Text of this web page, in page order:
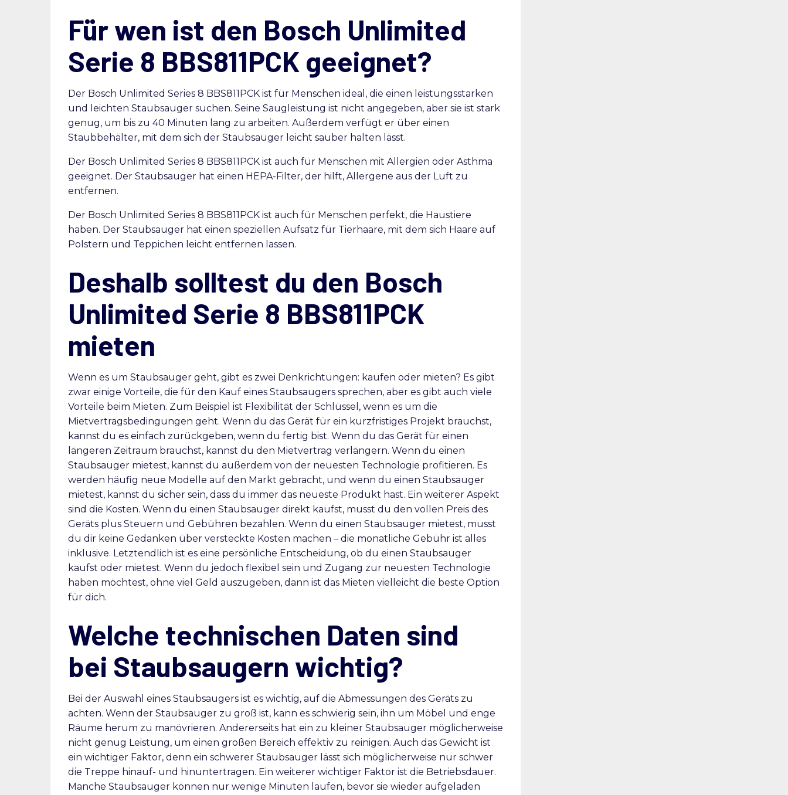
Für wen ist den Bosch Unlimited
Serie 8 BBS811PCK geeignet?
Der Bosch Unlimited Series 8 BBS811PCK ist für Menschen ideal, die einen leistungsstarken
und leichten Staubsauger suchen. Seine Saugleistung ist nicht angegeben, aber sie ist stark
genug, um bis zu 40 Minuten lang zu arbeiten. Außerdem verfügt er über einen
Staubbehälter, mit dem sich der Staubsauger leicht sauber halten lässt.
Der Bosch Unlimited Series 8 BBS811PCK ist auch für Menschen mit Allergien oder Asthma
geeignet. Der Staubsauger hat einen HEPA-Filter, der hilft, Allergene aus der Luft zu
entfernen.
Der Bosch Unlimited Series 8 BBS811PCK ist auch für Menschen perfekt, die Haustiere
haben. Der Staubsauger hat einen speziellen Aufsatz für Tierhaare, mit dem sich Haare auf
Polstern und Teppichen leicht entfernen lassen.
Deshalb solltest du den Bosch
Unlimited Serie 8 BBS811PCK
mieten
Wenn es um Staubsauger geht, gibt es zwei Denkrichtungen: kaufen oder mieten? Es gibt
zwar einige Vorteile, die für den Kauf eines Staubsaugers sprechen, aber es gibt auch viele
Vorteile beim Mieten. Zum Beispiel ist Flexibilität der Schlüssel, wenn es um die
Mietvertragsbedingungen geht. Wenn du das Gerät für ein kurzfristiges Projekt brauchst,
kannst du es einfach zurückgeben, wenn du fertig bist. Wenn du das Gerät für einen
längeren Zeitraum brauchst, kannst du den Mietvertrag verlängern. Wenn du einen
Staubsauger mietest, kannst du außerdem von der neuesten Technologie profitieren. Es
werden häufig neue Modelle auf den Markt gebracht, und wenn du einen Staubsauger
mietest, kannst du sicher sein, dass du immer das neueste Produkt hast. Ein weiterer Aspekt
sind die Kosten. Wenn du einen Staubsauger direkt kaufst, musst du den vollen Preis des
Geräts plus Steuern und Gebühren bezahlen. Wenn du einen Staubsauger mietest, musst
du dir keine Gedanken über versteckte Kosten machen – die monatliche Gebühr ist alles
inklusive. Letztendlich ist es eine persönliche Entscheidung, ob du einen Staubsauger
kaufst oder mietest. Wenn du jedoch flexibel sein und Zugang zur neuesten Technologie
haben möchtest, ohne viel Geld auszugeben, dann ist das Mieten vielleicht die beste Option
für dich.
Welche technischen Daten sind
bei Staubsaugern wichtig?
Bei der Auswahl eines Staubsaugers ist es wichtig, auf die Abmessungen des Geräts zu
achten. Wenn der Staubsauger zu groß ist, kann es schwierig sein, ihn um Möbel und enge
Räume herum zu manövrieren. Andererseits hat ein zu kleiner Staubsauger möglicherweise
nicht genug Leistung, um einen großen Bereich effektiv zu reinigen. Auch das Gewicht ist
ein wichtiger Faktor, denn ein schwerer Staubsauger lässt sich möglicherweise nur schwer
die Treppe hinauf- und hinuntertragen. Ein weiterer wichtiger Faktor ist die Betriebsdauer.
Manche Staubsauger können nur wenige Minuten laufen, bevor sie wieder aufgeladen